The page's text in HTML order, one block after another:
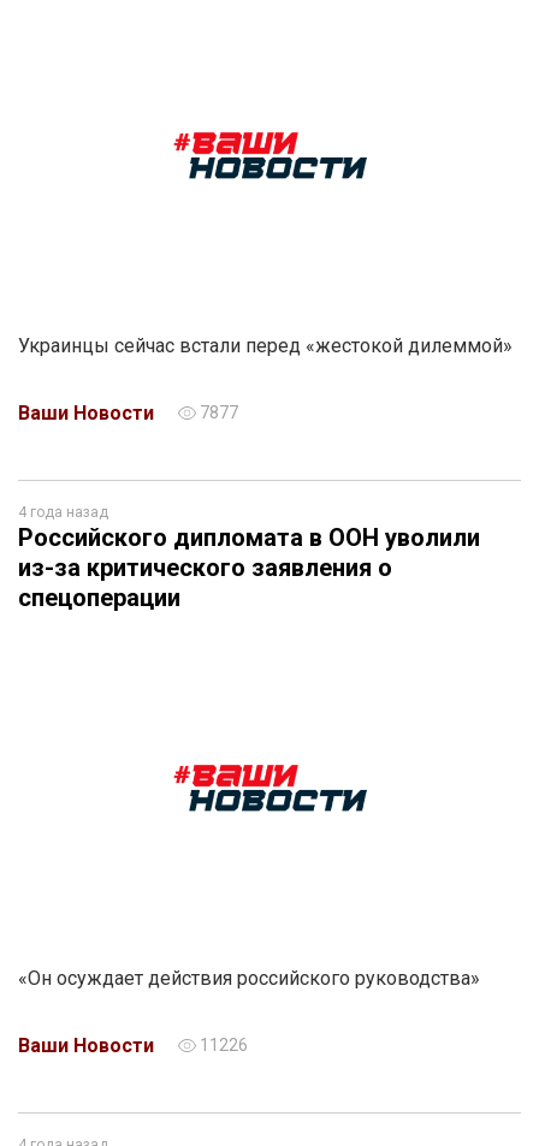
Украинцы сейчас встали перед «жестокой дилеммой»
Ваши Новости 7877
4 года назад
Российского дипломата в ООН уволили
из-за критического заявления о
спецоперации
«Он осуждает действия российского руководства»
Ваши Новости 11226